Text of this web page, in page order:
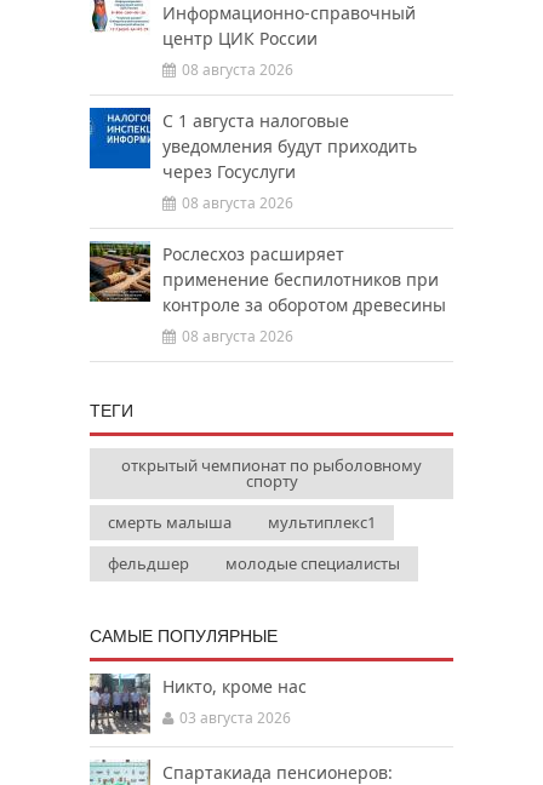
Информационно-справочный
центр ЦИК России
08 августа 2026
С 1 августа налоговые
уведомления будут приходить
через Госуслуги
08 августа 2026
Рослесхоз расширяет
применение беспилотников при
контроле за оборотом древесины
08 августа 2026
ТЕГИ
открытый чемпионат по рыболовному
спорту
смерть малыша
мультиплекс1
фельдшер
молодые специалисты
САМЫЕ ПОПУЛЯРНЫЕ
Никто, кроме нас
03 августа 2026
Спартакиада пенсионеров: